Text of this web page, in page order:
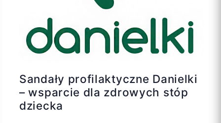
Sandały profilaktyczne Danielki
– wsparcie dla zdrowych stóp
dziecka